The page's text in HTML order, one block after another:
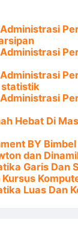
statistik
Hebat Di
BY
dan
Garis Dan
Luas Dan